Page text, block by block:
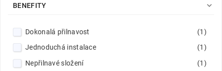
BENEFITY 
Dokonalá přilnavost
(1)
Jednoduchá instalace
(1)
Nepřilnavé složení
(1)